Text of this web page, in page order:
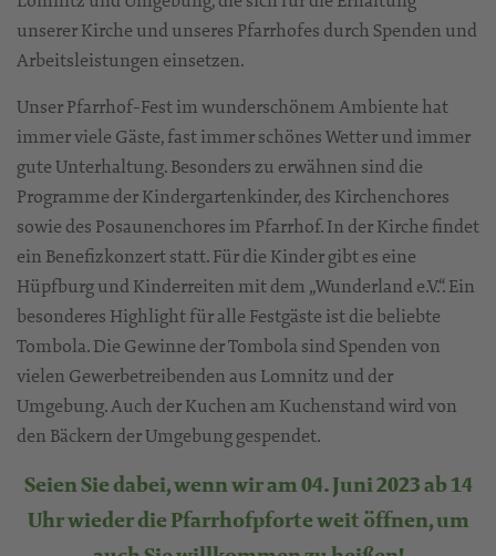
unserer Kirche und unseres Pfarrhofes durch Spenden und
Arbeitsleistungen einsetzen.
Unser Pfarrhof-Fest im wunderschönem Ambiente hat
immer viele Gäste, fast immer schönes Wetter und immer
gute Unterhaltung. Besonders zu erwähnen sind die
Programme der Kindergartenkinder, des Kirchenchores
sowie des Posaunenchores im Pfarrhof. In der Kirche findet
ein Benefizkonzert statt. Für die Kinder gibt es eine
Hüpfburg und Kinderreiten mit dem „Wunderland e.V.“. Ein
besonderes Highlight für alle Festgäste ist die beliebte
Tombola. Die Gewinne der Tombola sind Spenden von
vielen Gewerbetreibenden aus Lomnitz und der
Umgebung. Auch der Kuchen am Kuchenstand wird von
den Bäckern der Umgebung gespendet.
Seien Sie dabei, wenn wir am 04. Juni 2023 ab 14
Uhr wieder die Pfarrhofpforte weit öffnen, um